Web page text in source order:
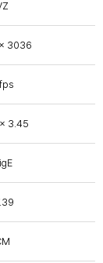
3036
3.45